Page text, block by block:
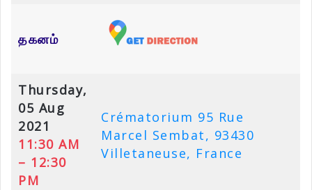
தகனம்
Thursday,
05 Aug
2021
11:30 AM
– 12:30
PM
Crématorium 95 Rue
Marcel Sembat, 93430
Villetaneuse, France